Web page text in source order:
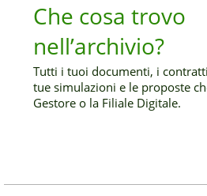
Che cosa trovo
nell’archivio?
Tutti i tuoi documenti, i
tue simulazioni e le proposte
Gestore o la Filiale Digitale.